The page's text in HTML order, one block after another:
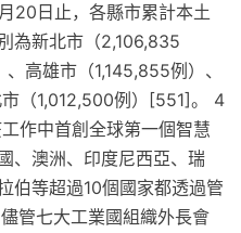
20日止，各縣市累計本土
為新北市（2,106,835
高雄市（1,145,855例）、
（1,012,500例）[551]。 4
作中首創全球第一個智慧
、澳洲、印度尼西亞、瑞
伯等超過10個國家都透過管
管七大工業國組織外長會